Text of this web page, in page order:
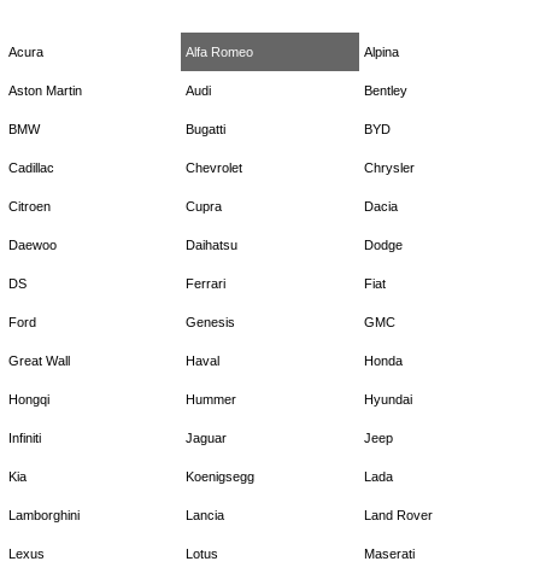
Acura Alfa Romeo Alpina
Aston Martin Audi Bentley
BMW Bugatti BYD
Cadillac Chevrolet Chrysler
Citroen Cupra Dacia
Daewoo Daihatsu Dodge
DS Ferrari Fiat
Ford Genesis GMC
Great Wall Haval Honda
Hongqi Hummer Hyundai
Infiniti Jaguar Jeep
Kia Koenigsegg Lada
Lamborghini Lancia Land Rover
Lexus Lotus Maserati